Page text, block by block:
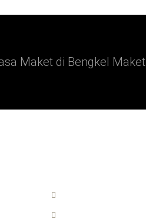
Maket di Bengkel Maket